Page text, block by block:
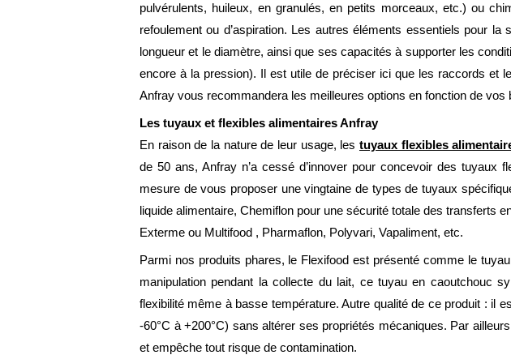
pulvérulents, huileux, en granulés, en petits morceaux, etc.) ou
refoulement ou d’aspiration. Les autres éléments essentiels pour
longueur et le diamètre, ainsi que ses capacités à supporter les
encore à la pression). Il est utile de préciser ici que les raccords et
Anfray vous recommandera les meilleures options en fonction de vos
Les tuyaux et flexibles alimentaires Anfray
En raison de la nature de leur usage, les tuyaux flexibles
de 50 ans, Anfray n’a cessé d’innover pour concevoir des
mesure de vous proposer une vingtaine de types de tuyaux
liquide alimentaire, Chemiflon pour une sécurité totale des transferts
Exterme ou Multifood , Pharmaflon, Polyvari, Vapaliment, etc.
Parmi nos produits phares, le Flexifood est présenté comme le
manipulation pendant la collecte du lait, ce tuyau en caoutchouc
flexibilité même à basse température. Autre qualité de ce produit : il
-60°C à +200°C) sans altérer ses propriétés mécaniques. Par
et empêche tout risque de contamination.